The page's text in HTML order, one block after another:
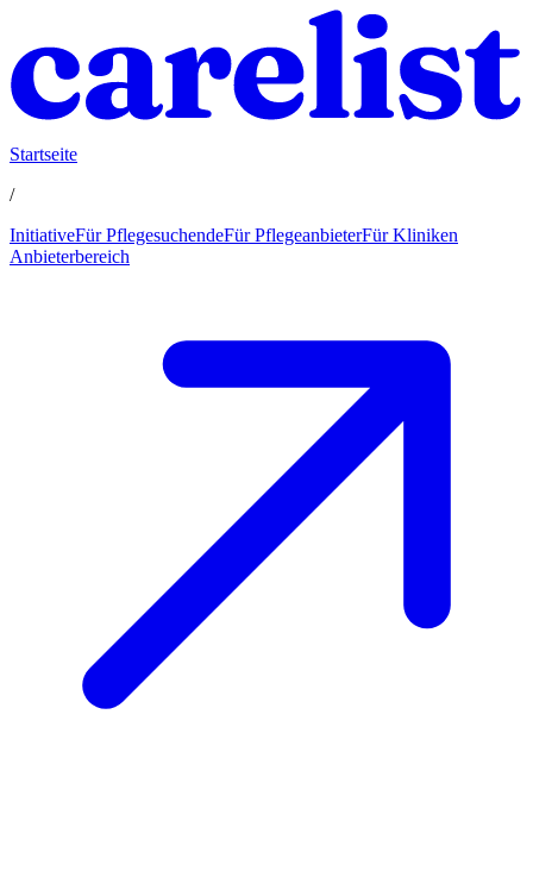
Startseite
/
InitiativeFür PflegesuchendeFür PflegeanbieterFür Kliniken
Anbieterbereich